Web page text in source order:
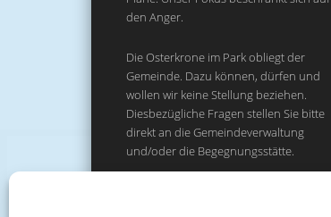
den Anger.
Die Osterkrone im Park obliegt der
Gemeinde. Dazu können, dürfen und
wollen wir keine Stellung beziehen.
Diesbezügliche Fragen stellen Sie bitte
direkt an die Gemeindeverwaltung
und/oder die Begegnungsstätte.